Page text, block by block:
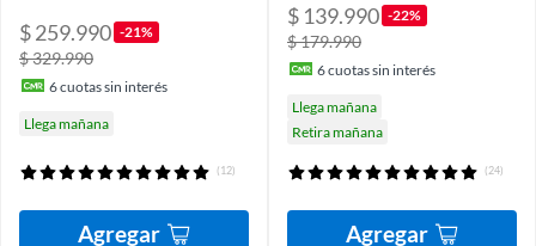
$ 259.990 -21%
$ 329.990
6cuotas sin interés
Llega mañana
(12)
Agregar
$ 139.990 -22%
$ 179.990
6cuotas sin interés
Llega mañana
Retira mañana
(24)
Agregar